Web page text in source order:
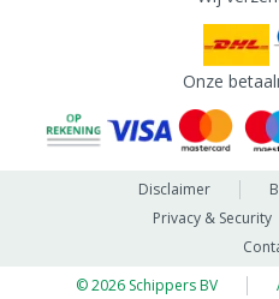
Onze
Disclaimer
Privacy & Security
© 2026 Schippers BV